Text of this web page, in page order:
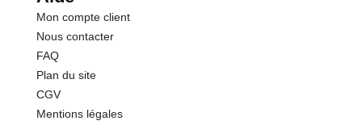
Mon compte client
Nous contacter
FAQ
Plan du site
CGV
Mentions légales